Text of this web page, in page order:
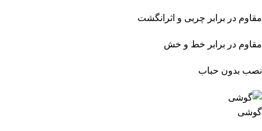
مقاوم در برابر چربی و اثرانگشت
مقاوم در برابر خط و خش
نصب بدون حباب
گوشی